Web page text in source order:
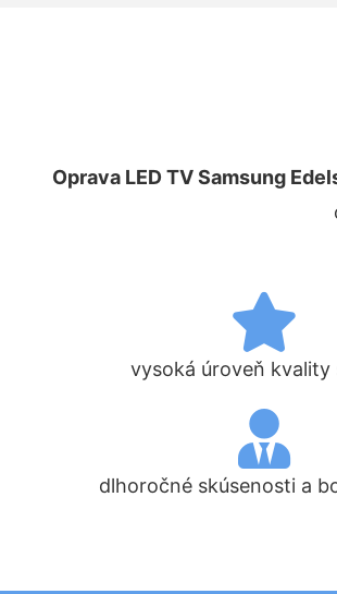
Oprava LED TV Samsung
vysoká úroveň kvality
dlhoročné skúsenosti a